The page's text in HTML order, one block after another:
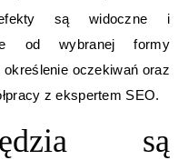
są widoczne i
od wybranej formy
określenie oczekiwań oraz
z ekspertem SEO.
są